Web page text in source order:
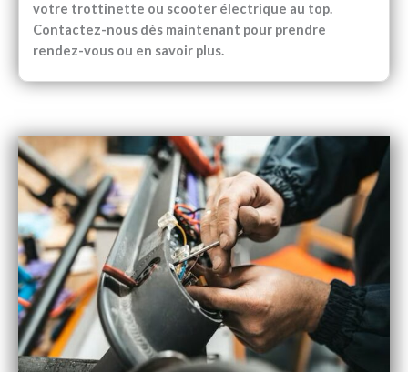
votre trottinette ou scooter électrique au top.
Contactez-nous dès maintenant pour prendre
rendez-vous ou en savoir plus.